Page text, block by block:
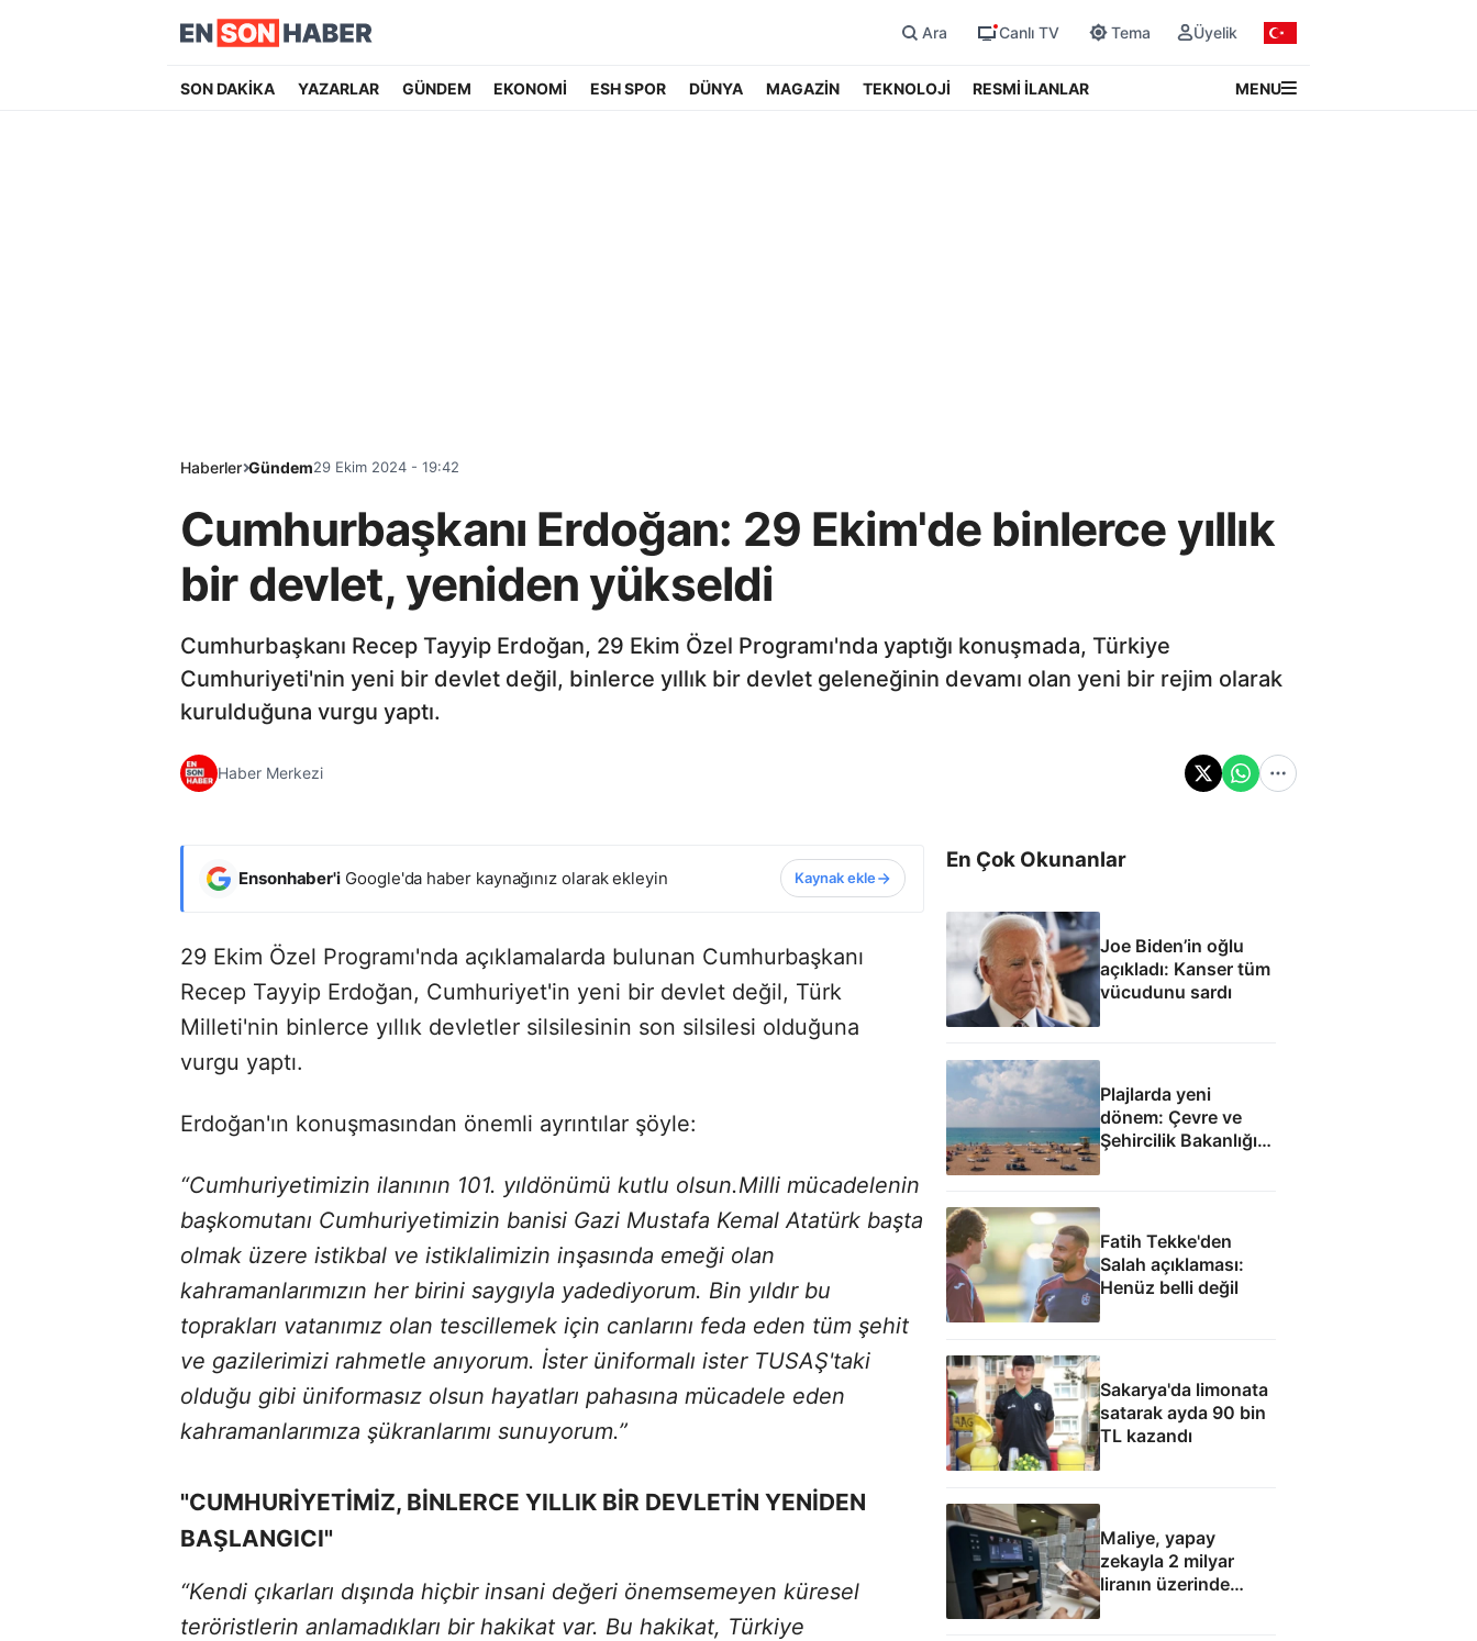
Ara Canlı TV Tema Üyelik
SON DAKİKA YAZARLAR GÜNDEM EKONOMİ ESH SPOR DÜNYA MAGAZİN TEKNOLOJİ RESMİ İLANLAR MENU
Haberler Gündem29 Ekim 2024 - 19:42
Cumhurbaşkanı Erdoğan: 29 Ekim'de binlerce yıllık
bir devlet, yeniden yükseldi
Cumhurbaşkanı Recep Tayyip Erdoğan, 29 Ekim Özel Programı'nda yaptığı konuşmada, Türkiye
Cumhuriyeti'nin yeni bir devlet değil, binlerce yıllık bir devlet geleneğinin devamı olan yeni bir rejim olarak
kurulduğuna vurgu yaptı.
Haber Merkezi
Ensonhaber'i Google'da haber kaynağınız olarak ekleyin Kaynak ekle
29 Ekim Özel Programı'nda açıklamalarda bulunan Cumhurbaşkanı
Recep Tayyip Erdoğan, Cumhuriyet'in yeni bir devlet değil, Türk
Milleti'nin binlerce yıllık devletler silsilesinin son silsilesi olduğuna
vurgu yaptı.
Erdoğan'ın konuşmasından önemli ayrıntılar şöyle:
“Cumhuriyetimizin ilanının 101. yıldönümü kutlu olsun.Milli mücadelenin
başkomutanı Cumhuriyetimizin banisi Gazi Mustafa Kemal Atatürk başta
olmak üzere istikbal ve istiklalimizin inşasında emeği olan
kahramanlarımızın her birini saygıyla yadediyorum. Bin yıldır bu
toprakları vatanımız olan tescillemek için canlarını feda eden tüm şehit
ve gazilerimizi rahmetle anıyorum. İster üniformalı ister TUSAŞ'taki
olduğu gibi üniformasız olsun hayatları pahasına mücadele eden
kahramanlarımıza şükranlarımı sunuyorum.”
"CUMHURİYETİMİZ, BİNLERCE YILLIK BİR DEVLETİN YENİDEN
BAŞLANGICI"
“Kendi çıkarları dışında hiçbir insani değeri önemsemeyen küresel
teröristlerin anlamadıkları bir hakikat var. Bu hakikat, Türkiye
En Çok Okunanlar
Joe Biden’in oğlu
açıkladı: Kanser tüm
vücudunu sardı
Plajlarda yeni
dönem: Çevre ve
Şehircilik Bakanlığı
yetkilendirildi
Fatih Tekke'den
Salah açıklaması:
Henüz belli değil
Sakarya'da limonata
satarak ayda 90 bin
TL kazandı
Maliye, yapay
zekayla 2 milyar
liranın üzerinde
hatalı kamu